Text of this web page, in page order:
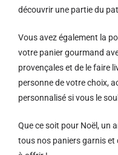
découvrir une partie du
Vous avez également la
votre panier gourmand
provençales et de le faire
personne de votre choix,
personnalisé si vous le
Que ce soit pour Noël, un
tous nos paniers garnis